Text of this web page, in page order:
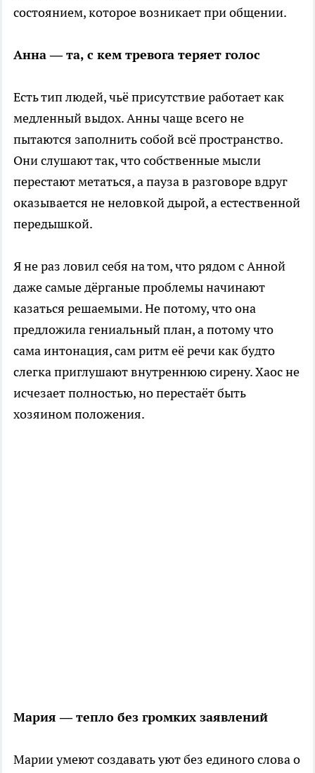
состоянием, которое возникает при общении.
Анна — та, с кем тревога теряет голос
Есть тип людей, чьё присутствие работает как
медленный выдох. Анны чаще всего не
пытаются заполнить собой всё пространство.
Они слушают так, что собственные мысли
перестают метаться, а пауза в разговоре вдруг
оказывается не неловкой дырой, а естественной
передышкой.
Я не раз ловил себя на том, что рядом с Анной
даже самые дёрганые проблемы начинают
казаться решаемыми. Не потому, что она
предложила гениальный план, а потому что
сама интонация, сам ритм её речи как будто
слегка приглушают внутреннюю сирену. Хаос не
исчезает полностью, но перестаёт быть
хозяином положения.
Мария — тепло без громких заявлений
Марии умеют создавать уют без единого слова о